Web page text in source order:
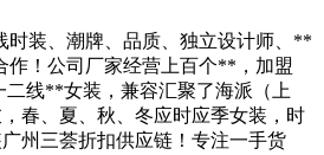
时装、潮牌、品质、独立设计师、**
作！公司厂家经营上百个**，加盟
线**女装，兼容汇聚了海派（上
春、夏、秋、冬应时应季女装，时
州三荟折扣供应链！专注一手货